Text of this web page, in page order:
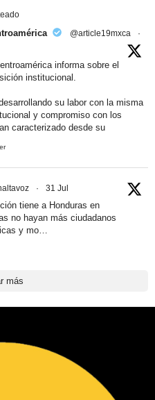
@article19mxca
·
informa sobre el
institucional.
su labor con la misma
y compromiso con los
caracterizado desde su
· 31 Jul
tiene a Honduras en
no hayan más ciudadanos
y mo…
más